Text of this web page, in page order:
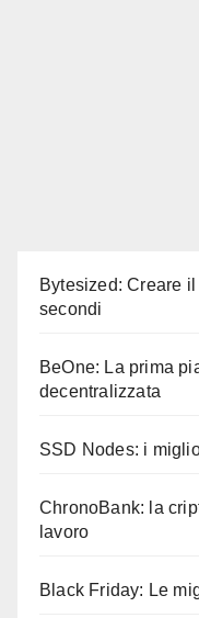
Bytesized: Creare
secondi
BeOne: La prima
decentralizzata
SSD Nodes: i
ChronoBank: la
lavoro
Black Friday: Le